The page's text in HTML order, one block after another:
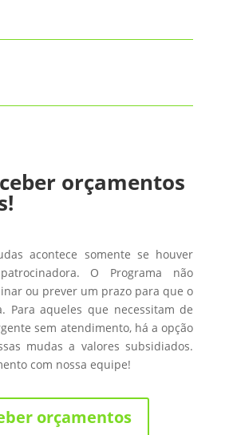
orçamentos
acontece somente se houver
O Programa não
ou prever um prazo para que o
Para aqueles que necessitam de
sem atendimento, há a opção
mudas a valores subsidiados.
com nossa equipe!
orçamentos